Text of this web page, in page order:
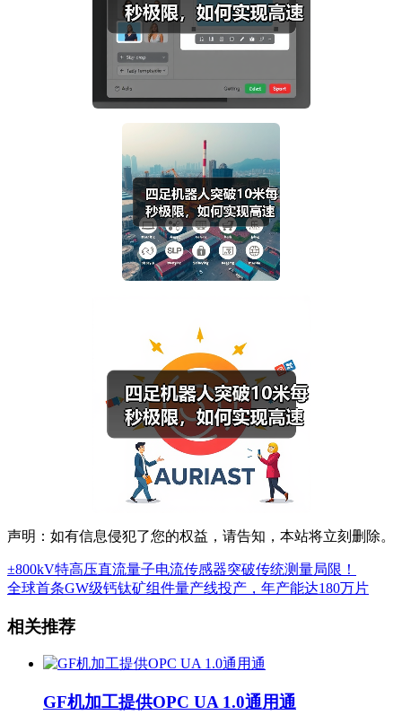
声明：如有信息侵犯了您的权益，请告知，本站将立刻删除。
±800kV特高压直流量子电流传感器突破传统测量局限！
全球首条GW级钙钛矿组件量产线投产，年产能达180万片
相关推荐
GF机加工提供OPC UA 1.0通用通